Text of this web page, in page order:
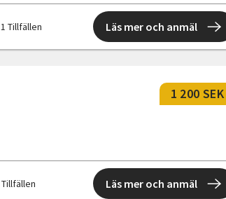
1 Tillfällen Läs mer och anmäl
1 200 SEK
Läs mer och anmäl